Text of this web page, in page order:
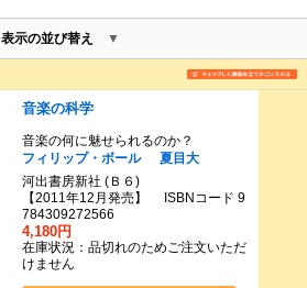
表示の並び替え
音楽の科学
音楽の何に魅せられるのか？
フィリップ・ボール
夏目大
河出書房新社 (Ｂ６)
【2011年12月発売】 ISBNコード 9
784309272566
4,180円
在庫状況：品切れのためご注文いただ
けません